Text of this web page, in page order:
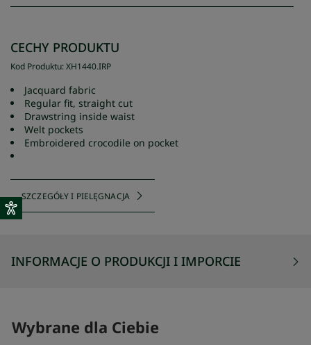
CECHY PRODUKTU
Kod Produktu:XH1440.IRP
Jacquard fabric
Regular fit, straight cut
Drawstring inside waist
Welt pockets
Embroidered crocodile on pocket
SZCZEGÓŁY I PIELĘGNACJA
INFORMACJE O PRODUKCJI I IMPORCIE
Wybrane dla Ciebie